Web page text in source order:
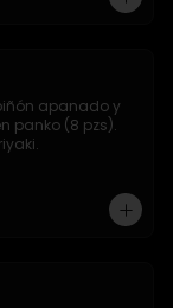
apanado y
panko (8 pzs).